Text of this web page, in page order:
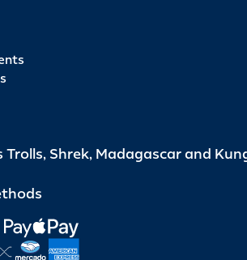
Trolls, Shrek, Madagascar and